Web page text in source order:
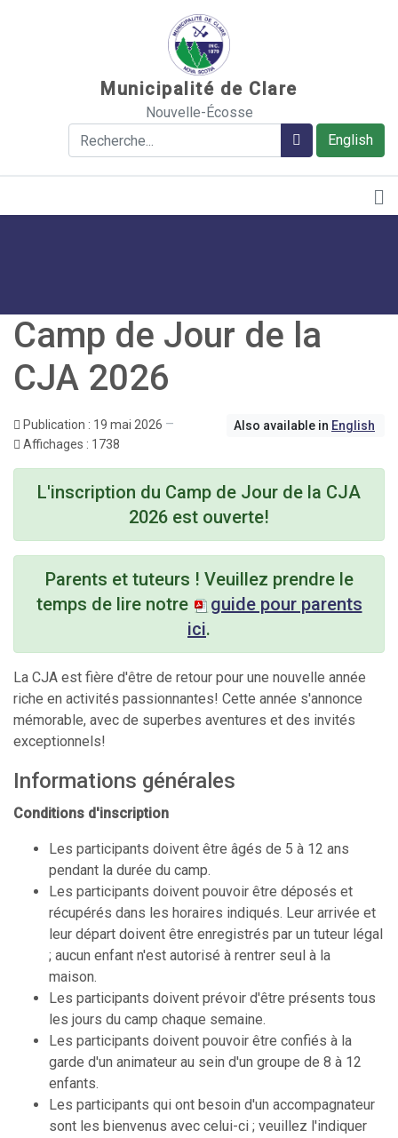
Municipalité de Clare
Nouvelle-Écosse
English
Rechercher Rechercher
Camp de Jour de la
CJA 2026
Publication : 19 mai 2026 Also available in English
Affichages : 1738
L'inscription du Camp de Jour de la CJA
2026 est ouverte!
Parents et tuteurs ! Veuillez prendre le
temps de lire notre
guide pour parents
ici.
La CJA est fière d'être de retour pour une nouvelle année
riche en activités passionnantes! Cette année s'annonce
mémorable, avec de superbes aventures et des invités
exceptionnels!
Informations générales
Conditions d'inscription
Les participants doivent être âgés de 5 à 12 ans
pendant la durée du camp.
Les participants doivent pouvoir être déposés et
récupérés dans les horaires indiqués. Leur arrivée et
leur départ doivent être enregistrés par un tuteur légal
; aucun enfant n'est autorisé à rentrer seul à la
maison.
Les participants doivent prévoir d'être présents tous
les jours du camp chaque semaine.
Les participants doivent pouvoir être confiés à la
garde d'un animateur au sein d'un groupe de 8 à 12
enfants.
Les participants qui ont besoin d'un accompagnateur
sont les bienvenus avec celui-ci ; veuillez l'indiquer